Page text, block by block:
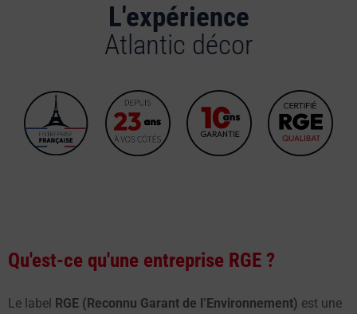
L'expérience
Atlantic décor
Qu'est-ce qu'une entreprise RGE ?
Le label RGE (Reconnu Garant de l’Environnement) est une